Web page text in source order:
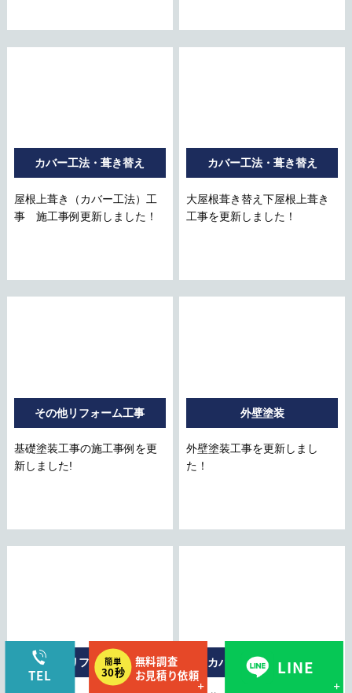
カバー工法・葺き替え
屋根上葺き（カバー工法）工
事 施工事例更新しました！
カバー工法・葺き替え
大屋根葺き替え下屋根上葺き
工事を更新しました！
その他リフォーム工事
基礎塗装工事の施工事例を更
新しました!
外壁塗装
外壁塗装工事を更新しまし
た！
その他リフォーム工事 カバー工法・葺き替え